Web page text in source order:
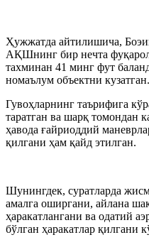
Ҳужжатда айтилишича,
АҚШнинг бир нечта
тахминан 41 минг фут
номаълум объектни кузатган.
Гувоҳларнинг таърифига
таратган ва шарқ томондан
ҳавода ғайриоддий
қилгани ҳам қайд этилган.
Шунингдек, суратларда
амалга оширгани, айлана
ҳаракатлангани ва одатий
бўлган ҳаракатлар қилгани